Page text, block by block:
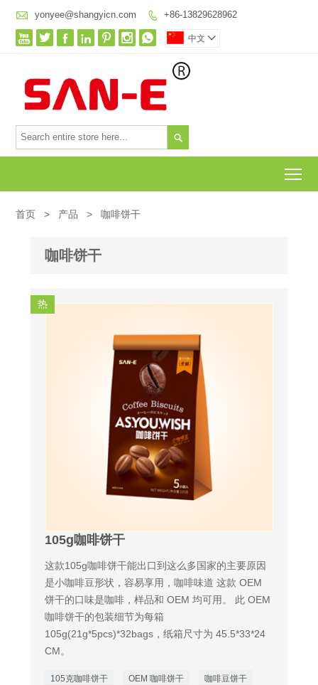
 yonyee@shangyicn.com  +86-13829628962
       中文 

首页 > 产品 > 咖啡饼干
咖啡饼干
热
105g咖啡饼干
这款105g咖啡饼干能出口到这么多国家的主要原因
是小咖啡豆形状，容易享用，咖啡味道 这款 OEM
饼干的口味是咖啡，样品和 OEM 均可用。 此 OEM
咖啡饼干的包装细节为每箱
105g(21g*5pcs)*32bags，纸箱尺寸为 45.5*33*24
CM。
105克咖啡饼干 OEM 咖啡饼干 咖啡豆饼干